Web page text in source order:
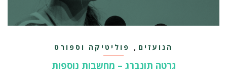
הנועזים , פוליטיקה וספורט
גרטה תונברג – מחשבות נוספות